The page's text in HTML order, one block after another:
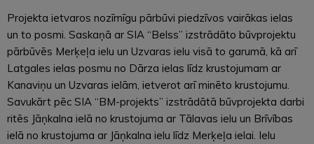
Projekta ietvaros nozīmīgu pārbūvi piedzīvos vairākas ielas
un to posmi. Saskaņā ar SIA “Belss” izstrādāto būvprojektu
pārbūvēs Merķeļa ielu un Uzvaras ielu visā to garumā, kā arī
Latgales ielas posmu no Dārza ielas līdz krustojumam ar
Kanaviņu un Uzvaras ielām, ietverot arī minēto krustojumu.
Savukārt pēc SIA “BM-projekts” izstrādātā būvprojekta darbi
ritēs Jāņkalna ielā no krustojuma ar Tālavas ielu un Brīvības
ielā no krustojuma ar Jāņkalna ielu līdz Merķeļa ielai. Ielu